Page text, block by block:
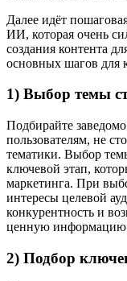
Далее идёт
ИИ, которая очень
создания контента
основных шагов для
1) Выбор темы
Подбирайте
пользователям, не
тематики. Выбор
ключевой этап,
маркетинга. При
интересы целевой
конкурентность и
ценную
2) Подбор